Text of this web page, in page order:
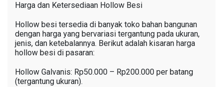
Harga dan Ketersediaan Hollow Besi
Hollow besi tersedia di banyak toko bahan bangunan
dengan harga yang bervariasi tergantung pada ukuran,
jenis, dan ketebalannya. Berikut adalah kisaran harga
hollow besi di pasaran:
Hollow Galvanis: Rp50.000 – Rp200.000 per batang
(tergantung ukuran).